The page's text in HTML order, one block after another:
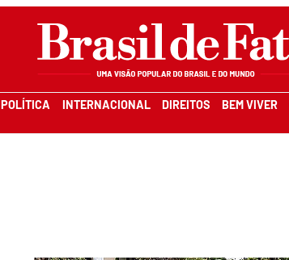
POLÍTICA INTERNACIONAL DIREITOS BEM VIVER